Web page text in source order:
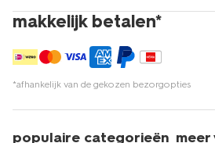
makkelijk betalen*
*afhankelijk van de gekozen bezorgopties
populaire categorieën meer